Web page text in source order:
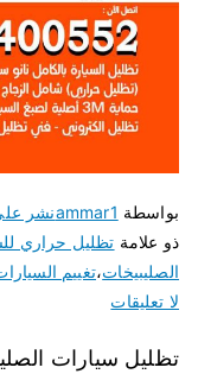
بواسطة ammar1نشر
ذو علامة تظليل حراري
الصليبيخات،تغييم
لا تعليقات
تظليل سيارات